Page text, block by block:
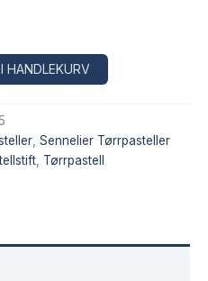
HANDLEKURV
Sennelier Tørrpasteller
Tørrpastell